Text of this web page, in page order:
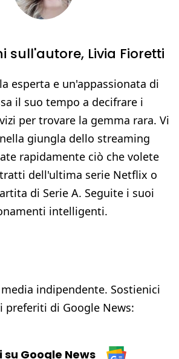
sull'autore, Livia Fioretti
esperta e un'appassionata di
il suo tempo a decifrare i
per trovare la gemma rara. Vi
giungla dello streaming
rapidamente ciò che volete
dell'ultima serie Netflix o
di Serie A. Seguite i suoi
intelligenti.
indipendente. Sostienici
preferiti di Google News:
su Google News